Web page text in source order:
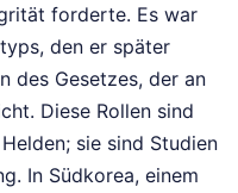
forderte. Es war
den er später
des Gesetzes, der an
Diese Rollen sind
sie sind Studien
In Südkorea, einem